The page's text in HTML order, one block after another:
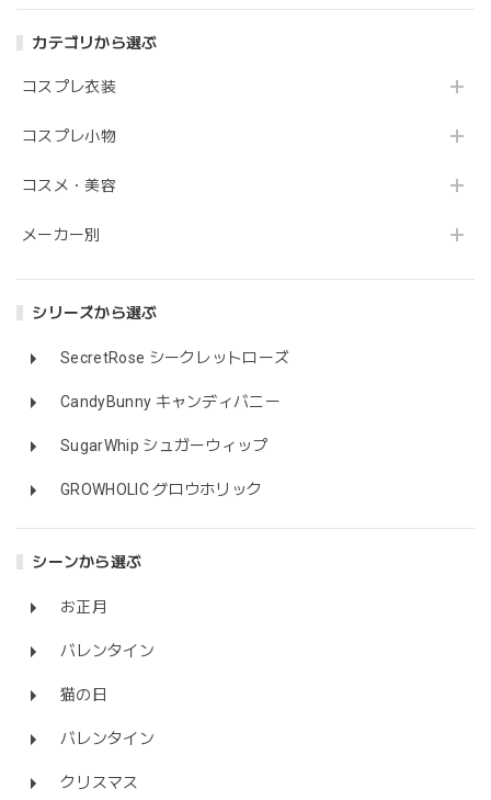
カテゴリから選ぶ
コスプレ衣装
コスプレ小物
コスメ・美容
メーカー別
シリーズから選ぶ
SecretRose シークレットローズ
CandyBunny キャンディバニー
SugarWhip シュガーウィップ
GROWHOLIC グロウホリック
シーンから選ぶ
お正月
バレンタイン
猫の日
バレンタイン
クリスマス